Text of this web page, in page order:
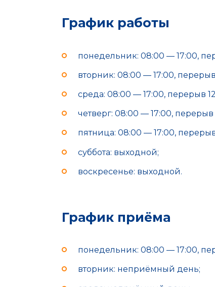
График работы
понедельник: 08:00 — 17:00,
вторник: 08:00 — 17:00,
среда: 08:00 — 17:00, перерыв
четверг: 08:00 — 17:00, перерыв
пятница: 08:00 — 17:00,
суббота: выходной;
воскресенье: выходной.
График приёма
понедельник: 08:00 — 17:00,
вторник: неприёмный день;